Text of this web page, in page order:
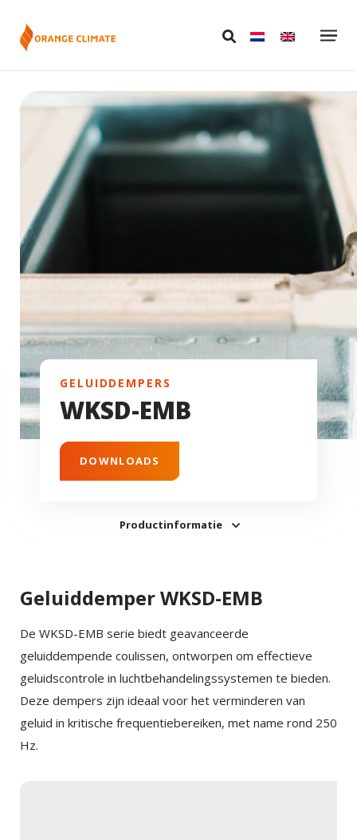
GELUIDDEMPERS
WKSD-EMB
DOWNLOADS
Productinformatie
Geluiddemper WKSD-EMB
De WKSD-EMB serie biedt geavanceerde
geluiddempende coulissen, ontworpen om effectieve
geluidscontrole in luchtbehandelingssystemen te bieden.
Deze dempers zijn ideaal voor het verminderen van
geluid in kritische frequentiebereiken, met name rond 250
Hz.